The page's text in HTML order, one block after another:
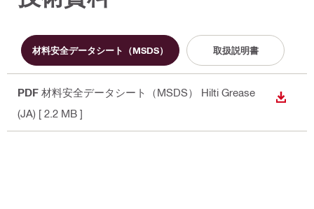
材料安全データシート（MSDS） 取扱説明書
PDF 材料安全データシート（MSDS） Hilti Grease
(JA) [ 2.2 MB ]
ダウン